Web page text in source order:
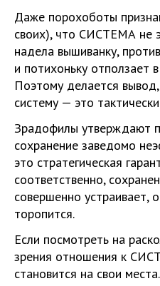
Даже порохоботы
своих), что СИСТЕМА не
надела вышиванку,
и потихоньку отползает
Поэтому делается
систему — это
Зрадофилы утверждают
сохранение заведомо
это стратегическая
соответственно,
совершенно устраивает,
торопится.
Если посмотреть на
зрения отношения к
становится на свои места.